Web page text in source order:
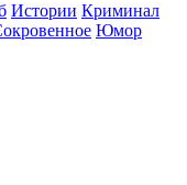
Истории Криминал
Юмор